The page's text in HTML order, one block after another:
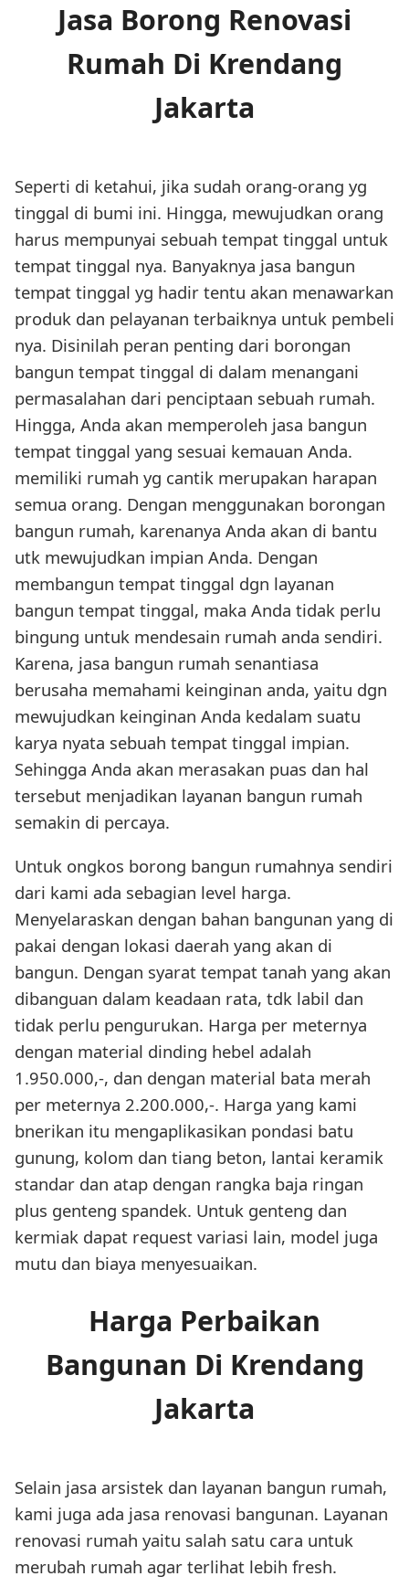
Jasa Borong Renovasi
Rumah Di Krendang
Jakarta
Seperti di ketahui, jika sudah orang-orang yg
tinggal di bumi ini. Hingga, mewujudkan orang
harus mempunyai sebuah tempat tinggal untuk
tempat tinggal nya. Banyaknya jasa bangun
tempat tinggal yg hadir tentu akan menawarkan
produk dan pelayanan terbaiknya untuk pembeli
nya. Disinilah peran penting dari borongan
bangun tempat tinggal di dalam menangani
permasalahan dari penciptaan sebuah rumah.
Hingga, Anda akan memperoleh jasa bangun
tempat tinggal yang sesuai kemauan Anda.
memiliki rumah yg cantik merupakan harapan
semua orang. Dengan menggunakan borongan
bangun rumah, karenanya Anda akan di bantu
utk mewujudkan impian Anda. Dengan
membangun tempat tinggal dgn layanan
bangun tempat tinggal, maka Anda tidak perlu
bingung untuk mendesain rumah anda sendiri.
Karena, jasa bangun rumah senantiasa
berusaha memahami keinginan anda, yaitu dgn
mewujudkan keinginan Anda kedalam suatu
karya nyata sebuah tempat tinggal impian.
Sehingga Anda akan merasakan puas dan hal
tersebut menjadikan layanan bangun rumah
semakin di percaya.
Untuk ongkos borong bangun rumahnya sendiri
dari kami ada sebagian level harga.
Menyelaraskan dengan bahan bangunan yang di
pakai dengan lokasi daerah yang akan di
bangun. Dengan syarat tempat tanah yang akan
dibanguan dalam keadaan rata, tdk labil dan
tidak perlu pengurukan. Harga per meternya
dengan material dinding hebel adalah
1.950.000,-, dan dengan material bata merah
per meternya 2.200.000,-. Harga yang kami
bnerikan itu mengaplikasikan pondasi batu
gunung, kolom dan tiang beton, lantai keramik
standar dan atap dengan rangka baja ringan
plus genteng spandek. Untuk genteng dan
kermiak dapat request variasi lain, model juga
mutu dan biaya menyesuaikan.
Harga Perbaikan
Bangunan Di Krendang
Jakarta
Selain jasa arsistek dan layanan bangun rumah,
kami juga ada jasa renovasi bangunan. Layanan
renovasi rumah yaitu salah satu cara untuk
merubah rumah agar terlihat lebih fresh.